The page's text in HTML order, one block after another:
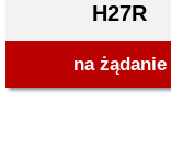
H27R
na żądanie